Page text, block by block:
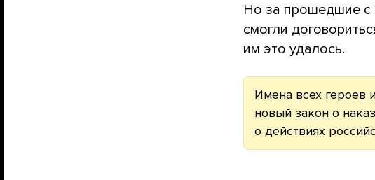
Но за прошедшие с
смогли
им это удалось.
Имена всех героев
новый закон о
о действиях